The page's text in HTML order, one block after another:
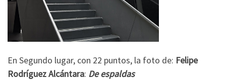
En Segundo lugar, con 22 puntos, la foto de: Felipe
Rodríguez Alcántara: De espaldas